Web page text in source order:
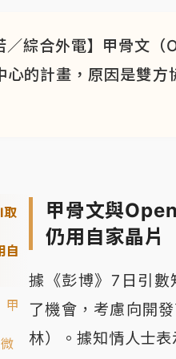
／綜合外電】甲骨文
心的計畫，原因是雙
取
自
甲
甲骨文與
仍用自家晶片
據《彭博》7日引
了機會，考慮向開
林）。據知情人士